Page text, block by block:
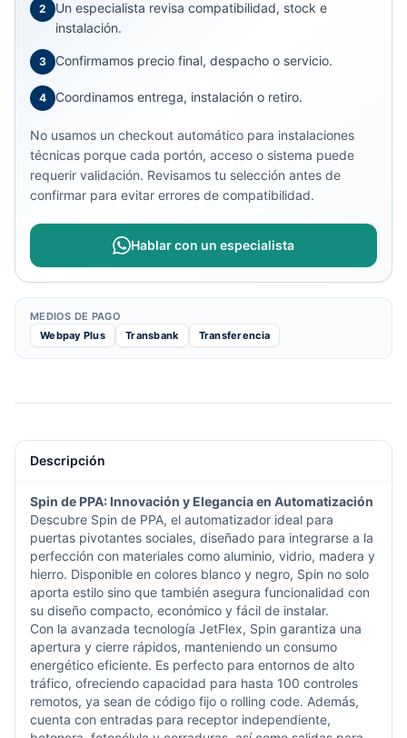
2
Un especialista revisa compatibilidad, stock e
instalación.
3 Confirmamos precio final, despacho o servicio.
4 Coordinamos entrega, instalación o retiro.
No usamos un checkout automático para instalaciones
técnicas porque cada portón, acceso o sistema puede
requerir validación. Revisamos tu selección antes de
confirmar para evitar errores de compatibilidad.
Hablar con un especialista
MEDIOS DE PAGO
Webpay Plus
Transbank Transferencia
Descripción
Spin de PPA: Innovación y Elegancia en Automatización
Descubre Spin de PPA, el automatizador ideal para
puertas pivotantes sociales, diseñado para integrarse a la
perfección con materiales como aluminio, vidrio, madera y
hierro. Disponible en colores blanco y negro, Spin no solo
aporta estilo sino que también asegura funcionalidad con
su diseño compacto, económico y fácil de instalar.
Con la avanzada tecnología JetFlex, Spin garantiza una
apertura y cierre rápidos, manteniendo un consumo
energético eficiente. Es perfecto para entornos de alto
tráfico, ofreciendo capacidad para hasta 100 controles
remotos, ya sean de código fijo o rolling code. Además,
cuenta con entradas para receptor independiente,